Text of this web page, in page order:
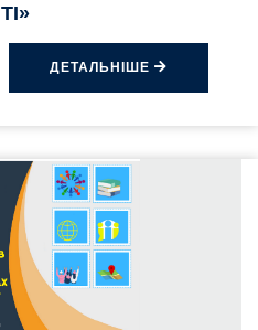
ДЕТАЛЬНІШЕ